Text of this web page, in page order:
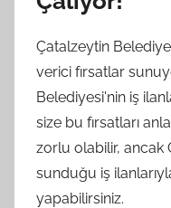
Çatalzeytin
verici fırsatlar
Belediyesi'nin iş
size bu fırsatları
zorlu olabilir, ancak
sunduğu iş
yapabilirsiniz.